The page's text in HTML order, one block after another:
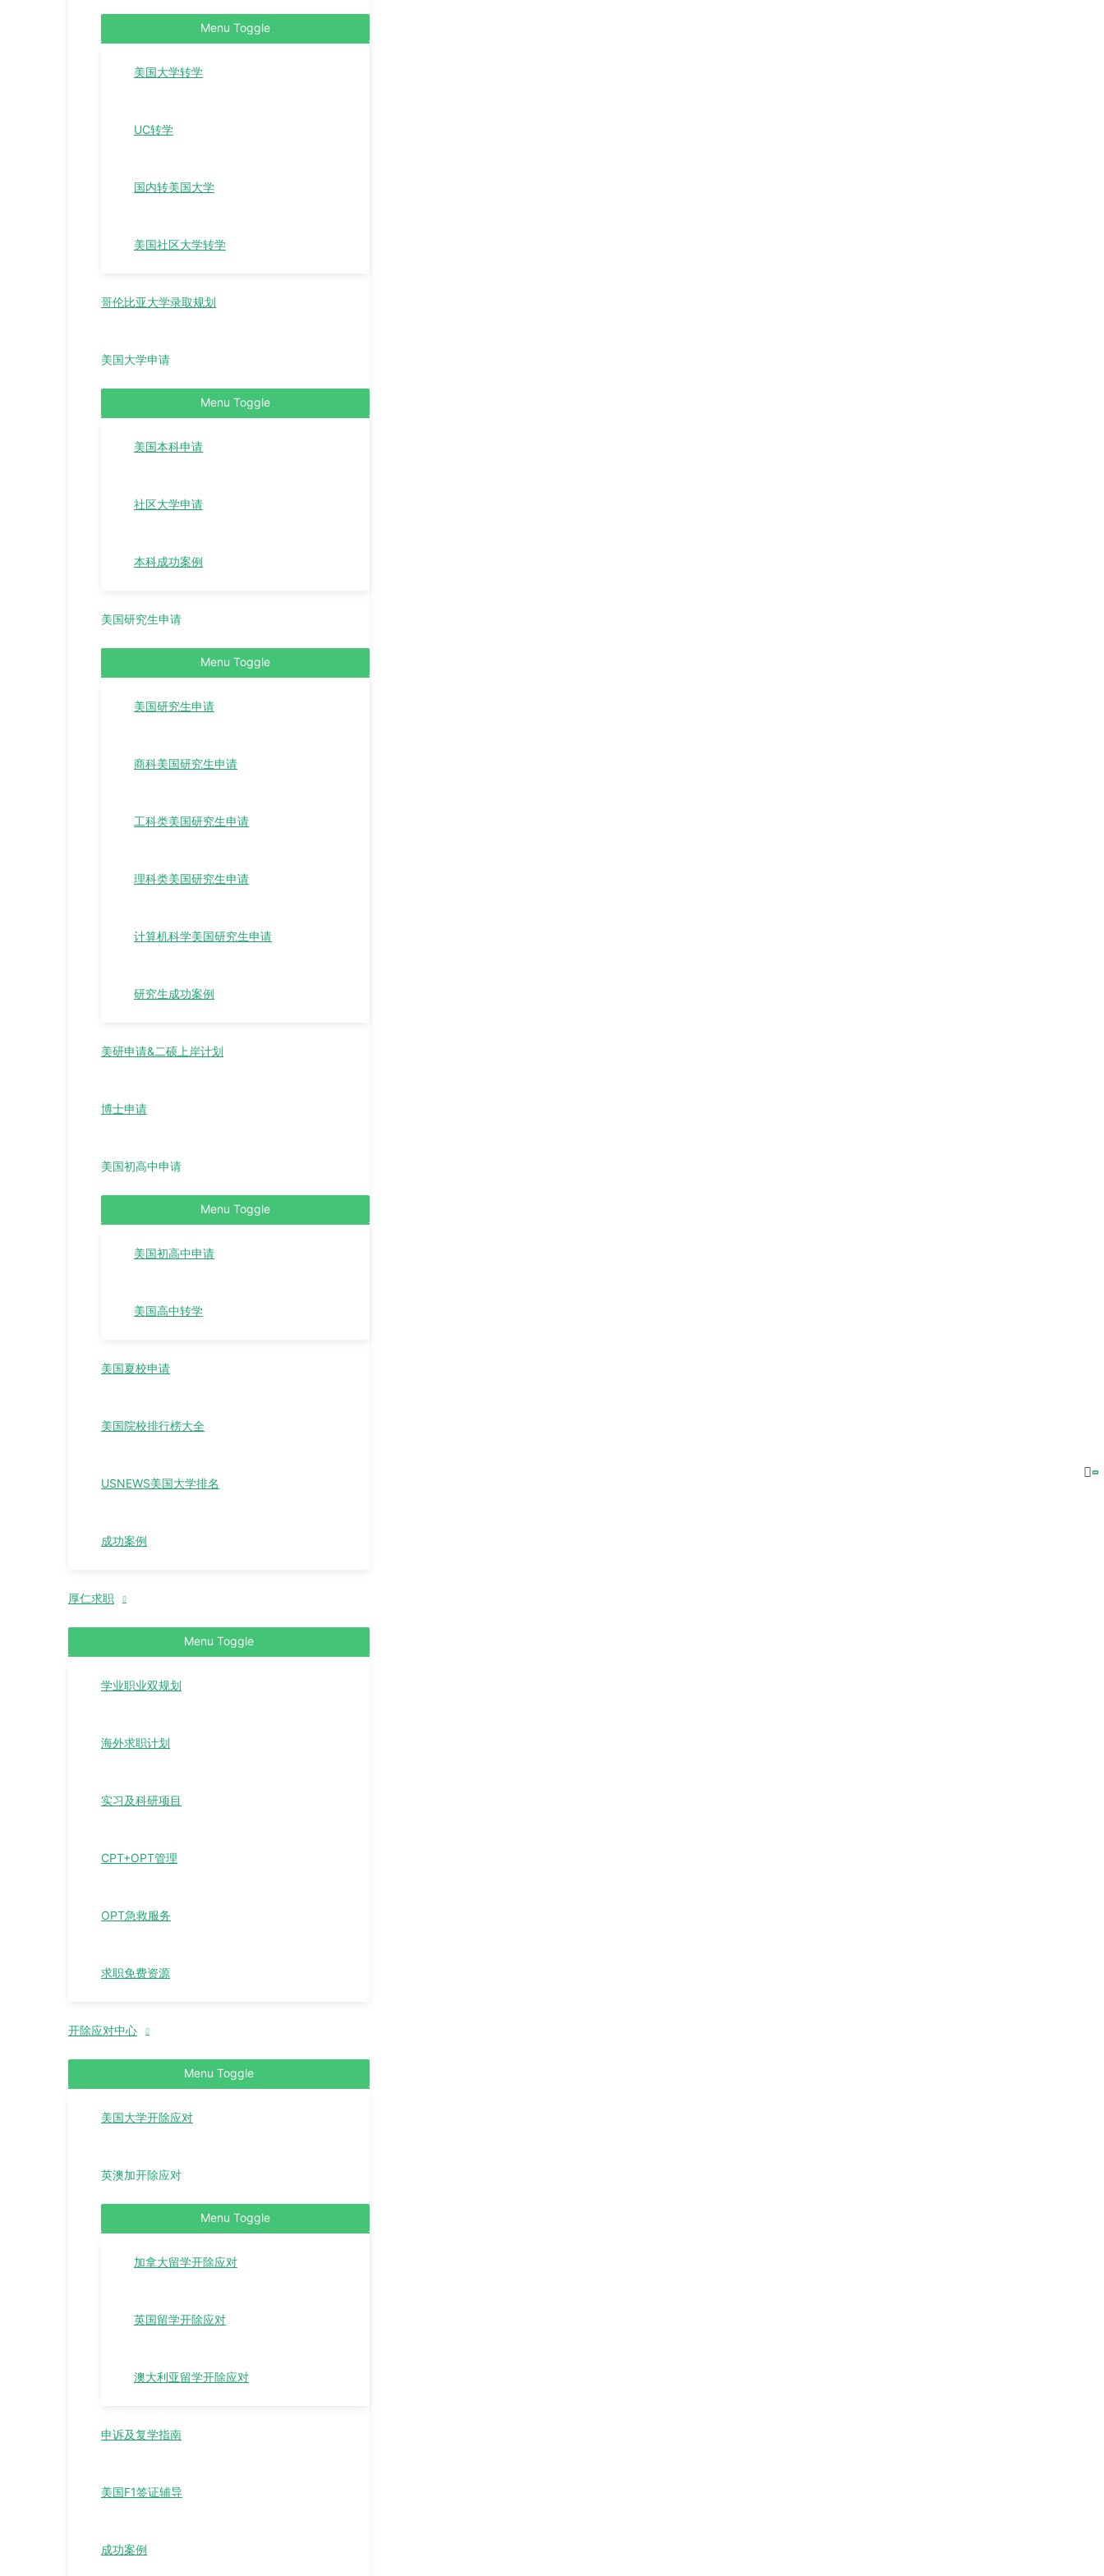
Menu Toggle
美国大学转学
UC转学
国内转美国大学
美国社区大学转学
哥伦比亚大学录取规划
美国大学申请
Menu Toggle
美国本科申请
社区大学申请
本科成功案例
美国研究生申请
Menu Toggle
美国研究生申请
商科美国研究生申请
工科类美国研究生申请
理科类美国研究生申请
计算机科学美国研究生申请
研究生成功案例
美研申请&二硕上岸计划
博士申请
美国初高中申请
Menu Toggle
美国初高中申请
美国高中转学
美国夏校申请
美国院校排行榜大全
USNEWS美国大学排名
成功案例
厚仁求职
Menu Toggle
学业职业双规划
海外求职计划
实习及科研项目
CPT+OPT管理
OPT急救服务
求职免费资源
开除应对中心
Menu Toggle
美国大学开除应对
英澳加开除应对
Menu Toggle
加拿大留学开除应对
英国留学开除应对
澳大利亚留学开除应对
申诉及复学指南
美国F1签证辅导
成功案例